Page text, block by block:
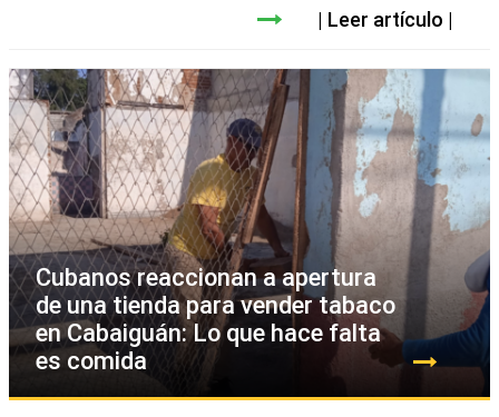
Leer artículo
Cubanos reaccionan a apertura
de una tienda para vender tabaco
en Cabaiguán: Lo que hace falta
es comida